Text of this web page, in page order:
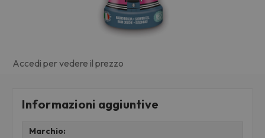
Accedi per vedere il prezzo
Informazioni aggiuntive
Marchio: